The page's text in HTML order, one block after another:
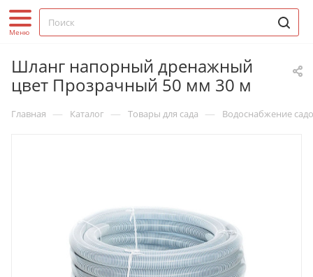
Шланг напорный дренажный
цвет Прозрачный 50 мм 30 м
Главная — Каталог — Товары для сада — Водоснабжение